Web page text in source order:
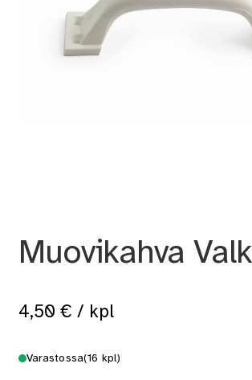
Muovikahva
4,50 € / kpl
Varastossa(16 kpl)